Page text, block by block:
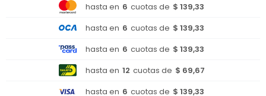
hasta en 6 cuotas de $ 139,33
hasta en 6 cuotas de $ 139,33
hasta en 6 cuotas de $ 139,33
hasta en 12 cuotas de $ 69,67
hasta en 6 cuotas de $ 139,33